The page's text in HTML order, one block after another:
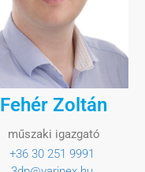
Fehér Zoltán
műszaki igazgató
+36 30 251 9991